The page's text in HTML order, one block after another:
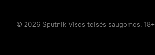
© 2026 Sputnik Visos teisės saugomos. 18+